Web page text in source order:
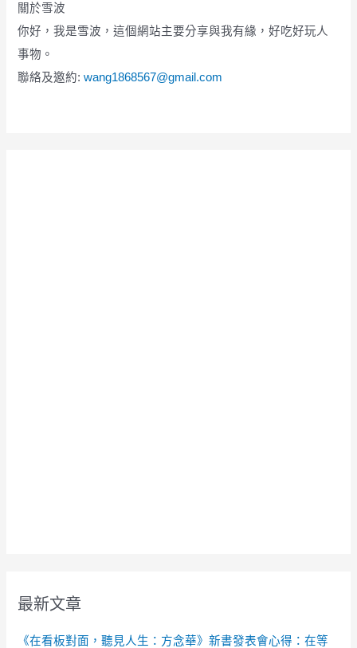
關於雪波
你好，我是雪波，這個網站主要分享與我有緣，好吃好玩人
事物。
聯絡及邀約:wang1868567@gmail.com
最新文章
《在看板對面，聽見人生：方念華》新書發表會心得：在等